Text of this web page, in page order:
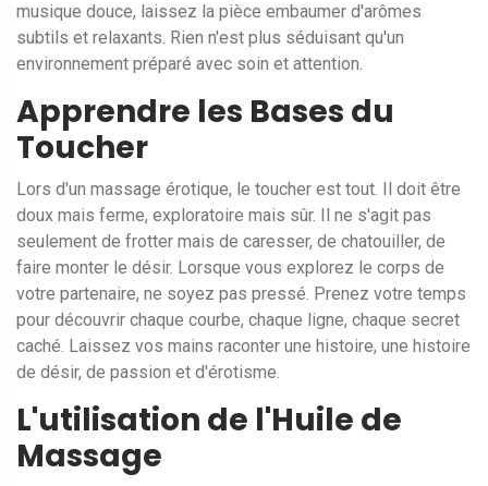
musique douce, laissez la pièce embaumer d'arômes
subtils et relaxants. Rien n'est plus séduisant qu'un
environnement préparé avec soin et attention.
Apprendre les Bases du
Toucher
Lors d'un massage érotique, le toucher est tout. Il doit être
doux mais ferme, exploratoire mais sûr. Il ne s'agit pas
seulement de frotter mais de caresser, de chatouiller, de
faire monter le désir. Lorsque vous explorez le corps de
votre partenaire, ne soyez pas pressé. Prenez votre temps
pour découvrir chaque courbe, chaque ligne, chaque secret
caché. Laissez vos mains raconter une histoire, une histoire
de désir, de passion et d'érotisme.
L'utilisation de l'Huile de
Massage